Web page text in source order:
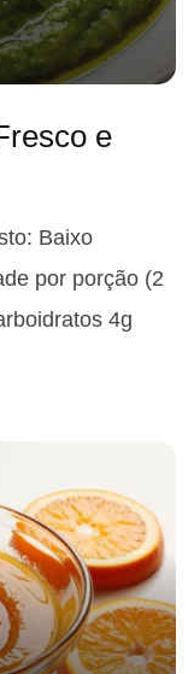
e
Baixo
por porção (2
4g